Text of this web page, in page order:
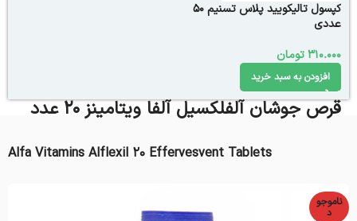
کپسول تالیکویید پلاس تسنیم 50
عددی
310.000تومان
افزودن به سبد خرید
قرص جوشان آلفلکسیل آلفا ویتامینز 20 عدد
Alfa Vitamins Alflexil 20 Effervesvent Tablets
ناموجو
د